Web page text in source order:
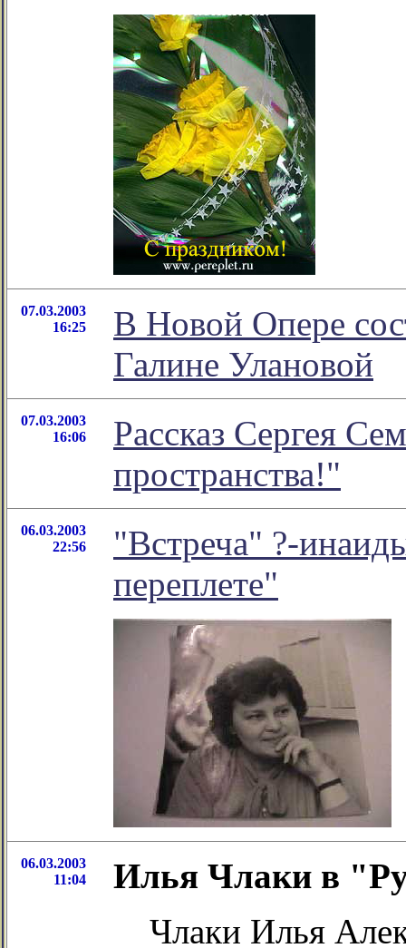
07.03.2003
16:25
В Новой Опере
Галине Улановой
07.03.2003
16:06
Рассказ Сергея
пространства!"
06.03.2003
22:56
"Встреча" ?-
переплете"
06.03.2003
11:04
Илья Члаки в
Члаки Илья